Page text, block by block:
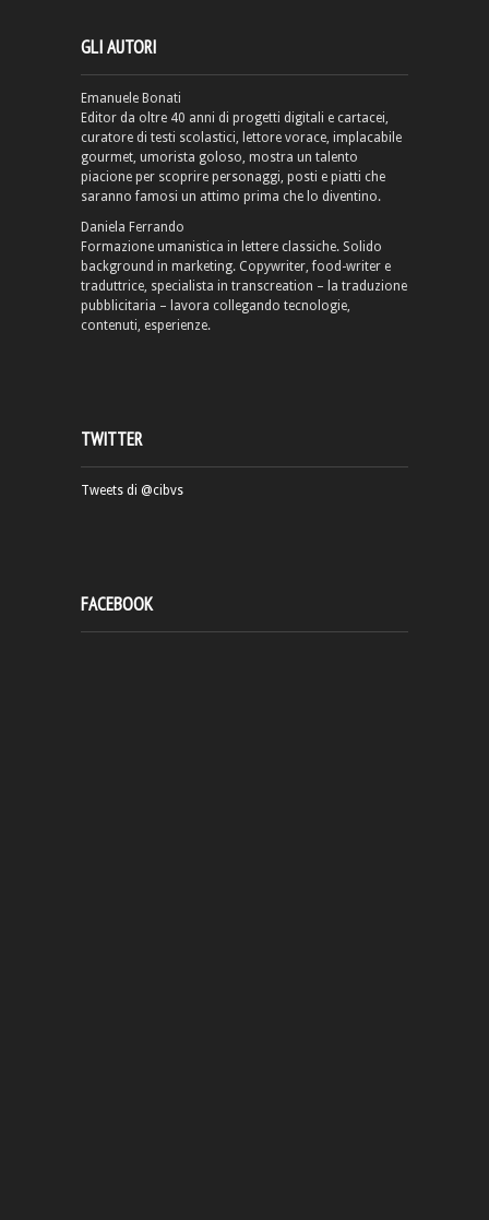
GLI AUTORI
Emanuele Bonati
Editor da oltre 40 anni di progetti digitali e cartacei,
curatore di testi scolastici, lettore vorace, implacabile
gourmet, umorista goloso, mostra un talento
piacione per scoprire personaggi, posti e piatti che
saranno famosi un attimo prima che lo diventino.
Daniela Ferrando
Formazione umanistica in lettere classiche. Solido
background in marketing. Copywriter, food-writer e
traduttrice, specialista in transcreation – la traduzione
pubblicitaria – lavora collegando tecnologie,
contenuti, esperienze.
TWITTER
Tweets di @cibvs
FACEBOOK